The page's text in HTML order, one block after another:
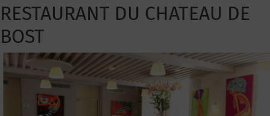
RESTAURANT DU CHATEAU DE
BOST